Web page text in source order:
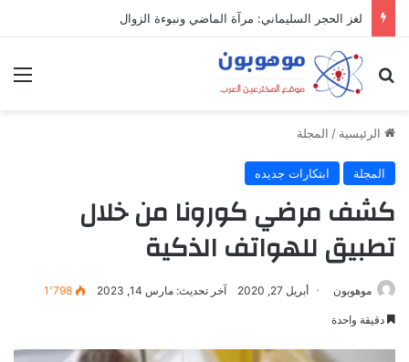
لغز الحجر السليماني: مرآة الماضي ونبوءة الزوال
بحث عن
الرئيسية / المجلة
المجلة ابتكارات جديده
كشف مرضي كورونا من خلال
تطبيق للهواتف الذكية
موهوبون أبريل 27, 2020 آخر تحديث: مارس 14, 2023 1٬798
دقيقة واحدة